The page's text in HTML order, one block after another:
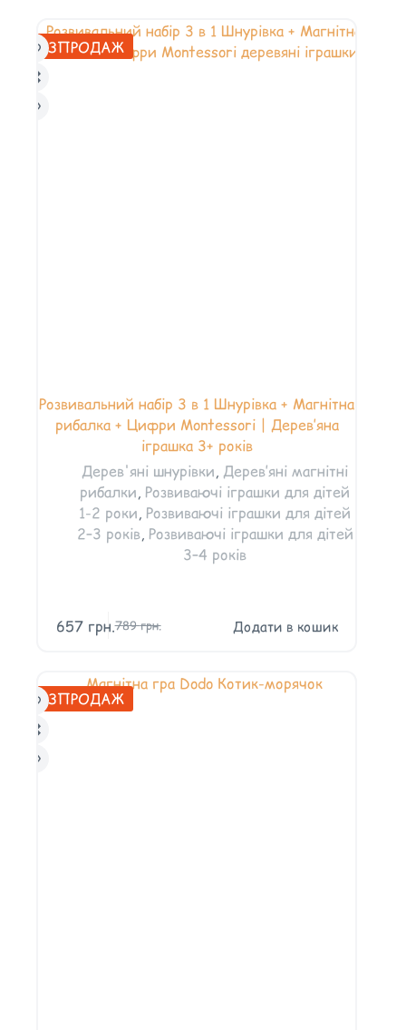
РОЗПРОДАЖ
Розвивальний набір 3 в 1 Шнурівка + Магнітна
рибалка + Цифри Montessori | Дерев’яна
іграшка 3+ років
Дерев'яні шнурівки, Дерев’яні магнітні
рибалки, Розвиваючі іграшки для дітей
1-2 роки, Розвиваючі іграшки для дітей
2–3 років, Розвиваючі іграшки для дітей
3–4 років
789грн.
657 грн. Додати в кошик
РОЗПРОДАЖ